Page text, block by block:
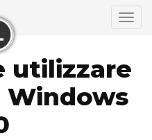
utilizzare
Windows